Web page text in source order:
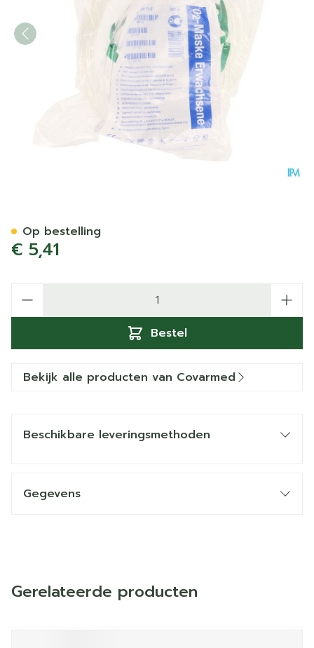
€ 5,41
Bestel
Op bestelling
Bekijk alle producten van Covarmed
Beschikbare leveringsmethoden
Gegevens
Gerelateerde producten